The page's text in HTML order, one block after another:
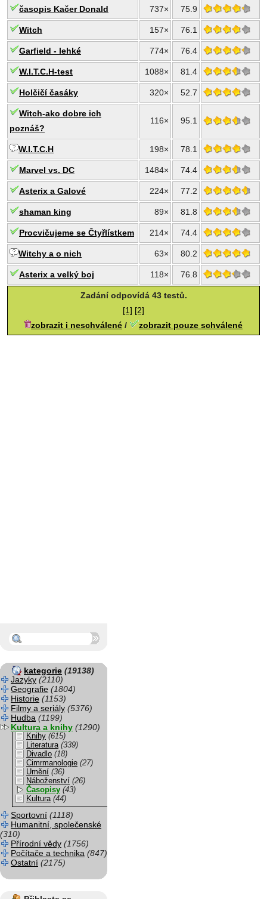
časopis Kačer Donald 737× 75.9
Witch 157× 76.1
Garfield - lehké 774× 76.4
W.I.T.C.H-test 1088× 81.4
Holčičí časáky 320× 52.7
Witch-ako dobre ich
poznáš?
116× 95.1
W.I.T.C.H 198× 78.1
Marvel vs. DC 1484× 74.4
Asterix a Galové 224× 77.2
shaman king 89× 81.8
Procvičujeme se Čtyřlístkem 214× 74.4
Witchy a o nich 63× 80.2
Asterix a velký boj 118× 76.8
Zadání odpovídá 43 testů.
[1] [2]
zobrazit i neschválené / zobrazit pouze schválené
kategorie (19138)
Jazyky (2110)
Geografie (1804)
Historie (1153)
Filmy a seriály (5376)
Hudba (1199)
Kultura a knihy (1290)
Knihy (615)
Literatura (339)
Divadlo (18)
Cimrmanologie (27)
Umění (36)
Náboženství (26)
Časopisy (43)
Kultura (44)
Sportovní (1118)
Humanitní, společenské
(310)
Přírodní vědy (1756)
Počítače a technika (847)
Ostatní (2175)